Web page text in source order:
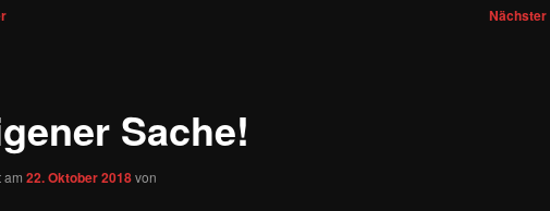
Nächster
Sache!
am22. Oktober 2018 von